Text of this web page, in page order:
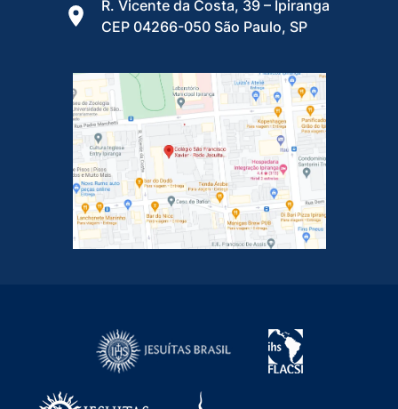
R. Vicente da Costa, 39 – Ipiranga
CEP 04266-050 São Paulo, SP